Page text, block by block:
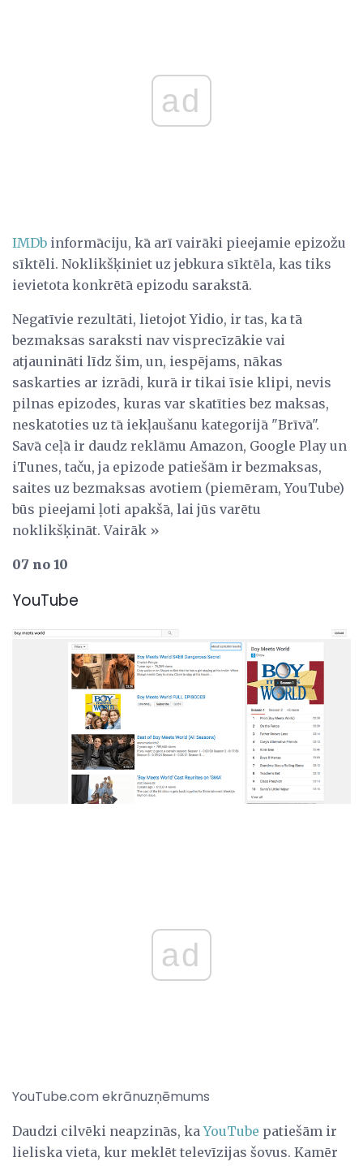
ad
IMDb informāciju, kā arī vairāki pieejamie epizožu
sīktēli. Noklikšķiniet uz jebkura sīktēla, kas tiks
ievietota konkrētā epizodu sarakstā.
Negatīvie rezultāti, lietojot Yidio, ir tas, ka tā
bezmaksas saraksti nav visprecīzākie vai
atjaunināti līdz šim, un, iespējams, nākas
saskarties ar izrādi, kurā ir tikai īsie klipi, nevis
pilnas epizodes, kuras var skatīties bez maksas,
neskatoties uz tā iekļaušanu kategorijā "Brīvā".
Savā ceļā ir daudz reklāmu Amazon, Google Play un
iTunes, taču, ja epizode patiešām ir bezmaksas,
saites uz bezmaksas avotiem (piemēram, YouTube)
būs pieejami ļoti apakšā, lai jūs varētu
noklikšķināt. Vairāk »
07 no 10
YouTube
ad
YouTube.com ekrānuzņēmums
Daudzi cilvēki neapzinās, kaYouTube patiešām ir
lieliska vieta, kur meklēt televīzijas šovus. Kamēr